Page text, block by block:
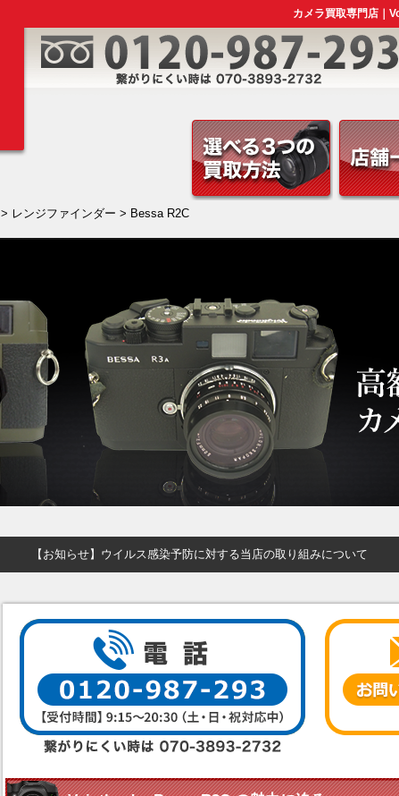
カメラ買取専門店｜
> レンジファインダー > Bessa R2C
【お知らせ】ウイルス感染予防に対する当店の取り組みについて